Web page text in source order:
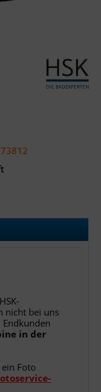
nicht bei uns
in der
Foto